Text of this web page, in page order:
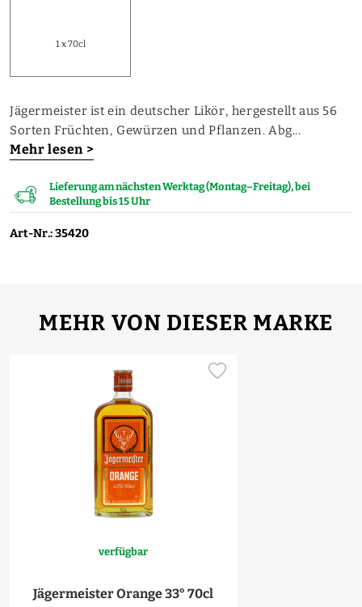
1 x 70cl
Jägermeister ist ein deutscher Likör, hergestellt aus 56
Sorten Früchten, Gewürzen und Pflanzen. Abg...
Mehr lesen >
Lieferung am nächsten Werktag (Montag–Freitag), bei
Bestellung bis 15 Uhr
Art-Nr.: 35420
MEHR VON DIESER MARKE
verfügbar
Jägermeister Orange 33° 70cl